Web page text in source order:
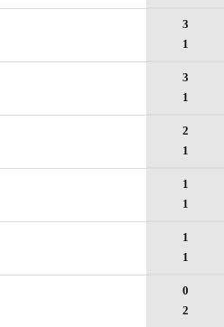
3
1
3
1
2
1
1
1
1
1
0
2